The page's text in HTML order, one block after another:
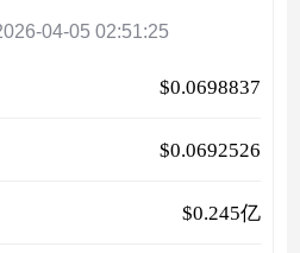
04-05 02:51:25
$0.0698837
$0.0692526
$0.245亿